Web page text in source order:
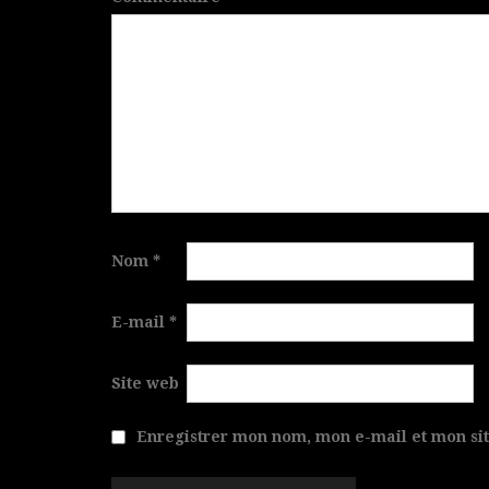
Nom *
E-mail *
Site web
Enregistrer mon nom, mon e-mail et mon